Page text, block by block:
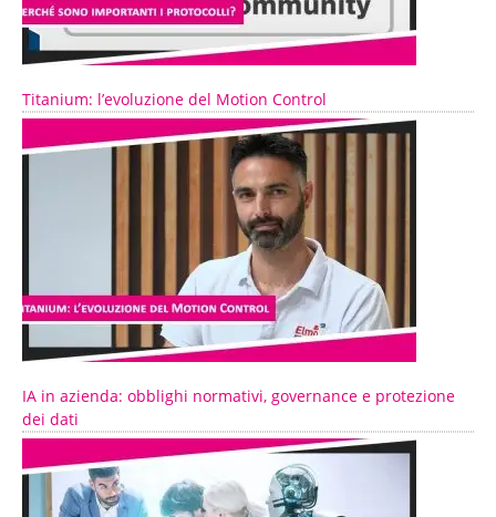
Titanium: l’evoluzione del Motion Control
IA in azienda: obblighi normativi, governance e protezione
dei dati